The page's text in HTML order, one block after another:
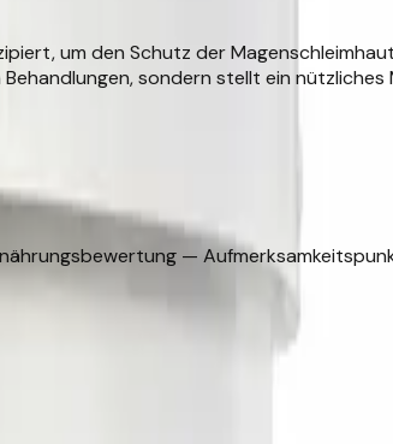
um den Schutz der
sondern stellt ein
—